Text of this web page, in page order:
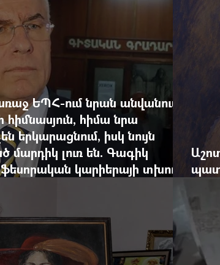
ԵՊՀ-ում նրան անվանում
հիմա նրա
երկարացնում, իսկ նույն
մարդիկ լուռ են. Գագիկ
կարիերայի տխուր